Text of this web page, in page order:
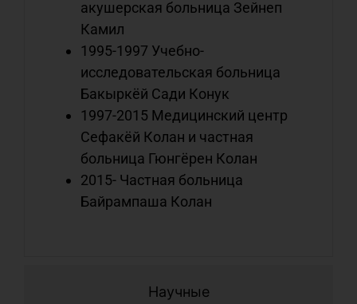
Научные
акушерская больница Зейнеп
Камил
1995-1997 Учебно-
исследовательская больница
Бакыркёй Сади Конук
1997-2015 Медицинский центр
Сефакёй Колан и частная
больница Гюнгёрен Колан
2015- Частная больница
Байрампаша Колан